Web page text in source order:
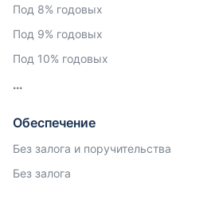
Под 8% годовых
Под 9% годовых
Под 10% годовых
Обеспечение
Без залога и поручительства
Без залога